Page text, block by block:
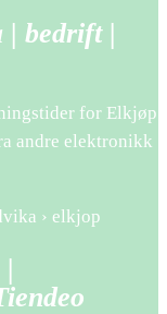
| bedrift |
for Elkjøp
andre elektronikk
› elkjop